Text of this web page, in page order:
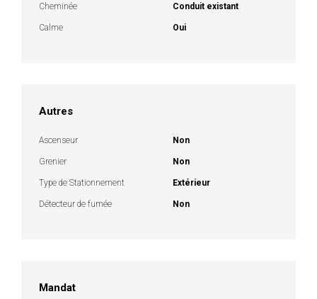
Cheminée Conduit existant
Calme Oui
Autres
Ascenseur Non
Grenier Non
Type de Stationnement Extérieur
Détecteur de fumée Non
Mandat